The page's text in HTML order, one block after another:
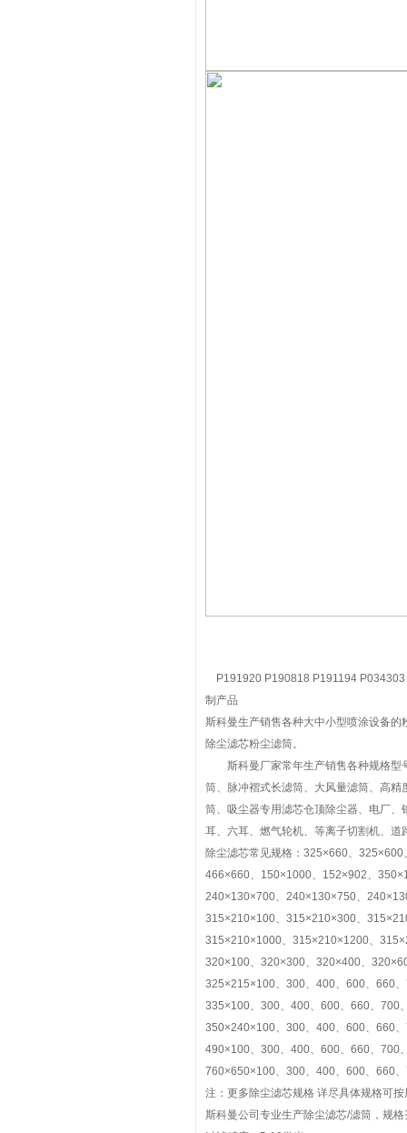
P191920 P190818 P191194
制产品
斯科曼生产销售各种大中小型喷涂设备
除尘滤芯粉尘滤筒。
斯科曼厂家常年生产销售各种规格型号
筒、脉冲褶式长滤筒、大风量滤筒、高
筒、吸尘器专用滤芯仓顶除尘器、电厂
耳、六耳、燃气轮机、等离子切割机、
除尘滤芯常见规格：325×660、
466×660、150×1000、152×902、
240×130×700、240×130×750、
315×210×100、315×210×300、
315×210×1000、315×210×1200、
320×100、320×300、320×400、
325×215×100、300、400、600、660
335×100、300、400、600、660、700
350×240×100、300、400、600、660
490×100、300、400、600、660、700
760×650×100、300、400、600、660
注：更多除尘滤芯规格 详尽具体规格可
斯科曼公司专业生产除尘滤芯/滤筒，规